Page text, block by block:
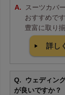
スーツカバ
おすすめで
豊富に取り
詳し
ウェディン
が良いですか？